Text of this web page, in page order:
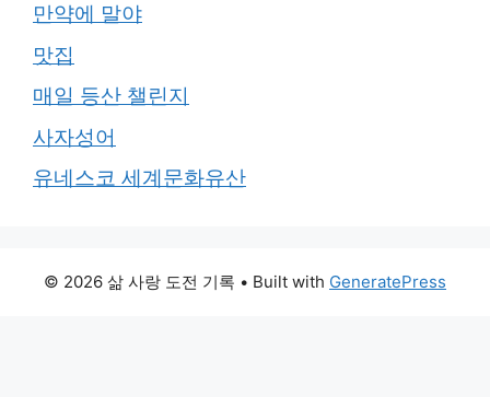
만약에 말야
맛집
매일 등산 챌린지
사자성어
유네스코 세계문화유산
© 2026 삶 사랑 도전 기록 • Built with GeneratePress